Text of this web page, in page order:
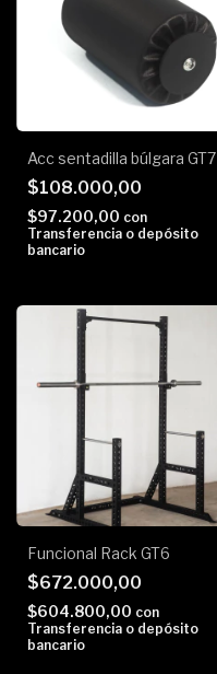
Acc sentadilla búlgara GT7
$108.000,00
$97.200,00 con
Transferencia o depósito
bancario
Funcional Rack GT6
$672.000,00
$604.800,00 con
Transferencia o depósito
bancario